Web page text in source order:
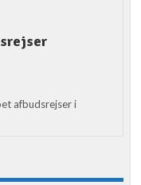
afbudsrejser i